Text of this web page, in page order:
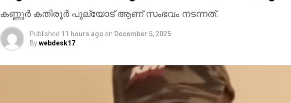
കണ്ണൂര്‍ കതിരൂര്‍ പുല്യോട് ആണ് സംഭവം നടന്നത്.
Published 11 hours ago on December 5, 2025
Bywebdesk17